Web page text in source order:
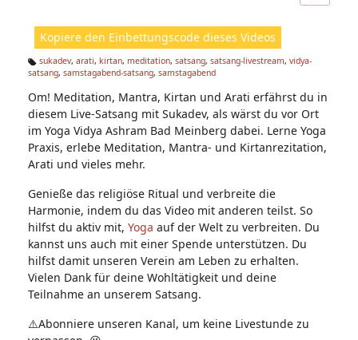
ic
n:
Kopiere den Einbettungscode dieses Videos
Ta
s:
sukadev, arati, kirtan, meditation, satsang, satsang-livestream, vidya-
satsang, samstagabend-satsang, samstagabend
Om! Meditation, Mantra, Kirtan und Arati erfährst du in
diesem Live-Satsang mit Sukadev, als wärst du vor Ort
im Yoga Vidya Ashram Bad Meinberg dabei. Lerne Yoga
Praxis, erlebe Meditation, Mantra- und Kirtanrezitation,
Arati und vieles mehr.
Genieße das religiöse Ritual und verbreite die
Harmonie, indem du das Video mit anderen teilst. So
hilfst du aktiv mit, Yoga auf der Welt zu verbreiten. Du
kannst uns auch mit einer Spende unterstützen. Du
hilfst damit unseren Verein am Leben zu erhalten.
Vielen Dank für deine Wohltätigkeit und deine
Teilnahme an unserem Satsang.
⚠️Abonniere unseren Kanal, um keine Livestunde zu